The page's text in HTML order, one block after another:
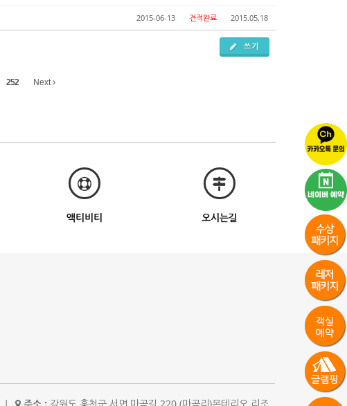
2015-06-13 견적완료 2015.05.18
쓰기
252 Next
액티비티 오시는길